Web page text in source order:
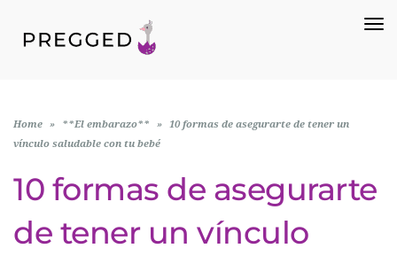
Home » **El embarazo** »
10 formas de asegurarte de tener un
vínculo saludable con tu bebé
10 formas de asegurarte
de tener un vínculo